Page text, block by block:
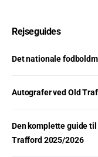
Rejseguides
Det nationale
Autografer ved Old
Den komplette guide
Trafford 2025/2026